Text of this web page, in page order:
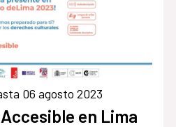
06 agosto 2023
en Lima